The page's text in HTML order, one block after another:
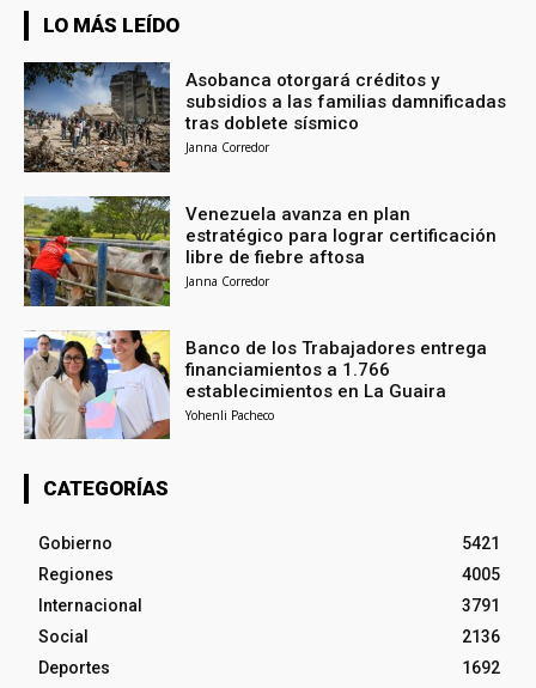
LO MÁS LEÍDO
Asobanca otorgará créditos y
subsidios a las familias damnificadas
tras doblete sísmico
Janna Corredor
Venezuela avanza en plan
estratégico para lograr certificación
libre de fiebre aftosa
Janna Corredor
Banco de los Trabajadores entrega
financiamientos a 1.766
establecimientos en La Guaira
Yohenli Pacheco
CATEGORÍAS
Gobierno
5421
Regiones
4005
Internacional
3791
Social
2136
Deportes
1692